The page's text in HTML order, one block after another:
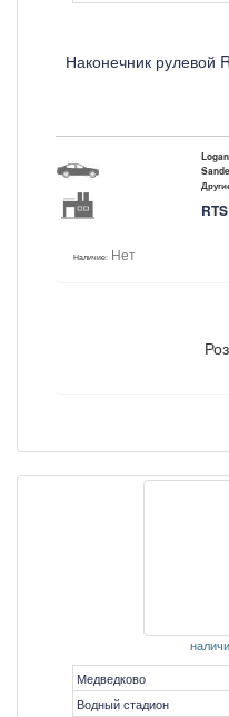
Наконечник рулевой
Наличие: Нет
Медведково
Водный стадион